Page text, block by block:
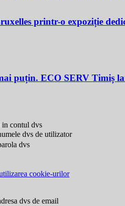
printr-o expoziție
puțin. ECO SERV Timiș
contul dvs
dvs de utilizator
dvs
cookie-urilor
dvs de email